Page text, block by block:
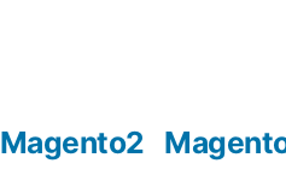
Magento2